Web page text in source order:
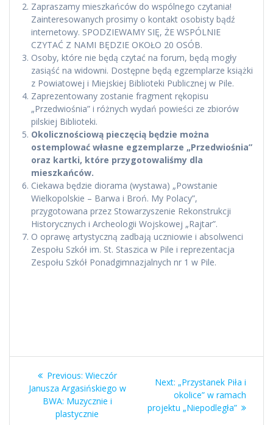
Zapraszamy mieszkańców do wspólnego czytania!
Zainteresowanych prosimy o kontakt osobisty bądź
internetowy. SPODZIEWAMY SIĘ, ŻE WSPÓLNIE
CZYTAĆ Z NAMI BĘDZIE OKOŁO 20 OSÓB.
Osoby, które nie będą czytać na forum, będą mogły
zasiąść na widowni. Dostępne będą egzemplarze książki
z Powiatowej i Miejskiej Biblioteki Publicznej w Pile.
Zaprezentowany zostanie fragment rękopisu
„Przedwiośnia” i różnych wydań powieści ze zbiorów
pilskiej Biblioteki.
Okolicznościową pieczęcią będzie można
ostemplować własne egzemplarze „Przedwiośnia”
oraz kartki, które przygotowaliśmy dla
mieszkańców.
Ciekawa będzie diorama (wystawa) „Powstanie
Wielkopolskie – Barwa i Broń. My Polacy”,
przygotowana przez Stowarzyszenie Rekonstrukcji
Historycznych i Archeologii Wojskowej „Rajtar”.
O oprawę artystyczną zadbają uczniowie i absolwenci
Zespołu Szkół im. St. Staszica w Pile i reprezentacja
Zespołu Szkół Ponadgimnazjalnych nr 1 w Pile.
Nawigacja
wpisu
Previous: Previous
post:
Wieczór
Janusza Argasińskiego w
BWA: Muzycznie i
plastycznie
Next:
Next
post:
„Przystanek Piła i
okolice” w ramach
projektu „Niepodległa”